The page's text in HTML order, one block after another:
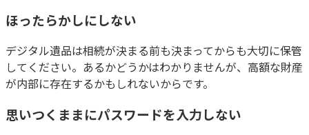
ほったらかしにしない
デジタル遺品は相続が決まる前も決まってからも大切に保管
してください。あるかどうかはわかりませんが、高額な財産
が内部に存在するかもしれないからです。
思いつくままにパスワードを入力しない